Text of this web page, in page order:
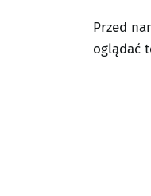
Przed
oglądać